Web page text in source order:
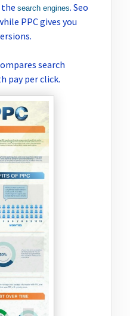
search engines. Seo
PPC gives you
search
pay per click.